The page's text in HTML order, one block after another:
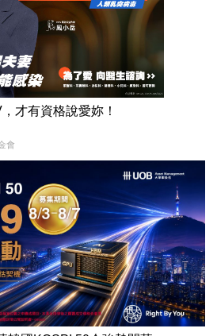
才有資格說愛妳！
會